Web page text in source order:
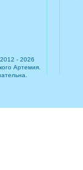
- 2026
Артемия.